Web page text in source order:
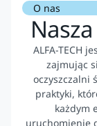
O nas
ALFA-TECH
zajmując
oczyszczalni
praktyki,
każdym
uruchomienie